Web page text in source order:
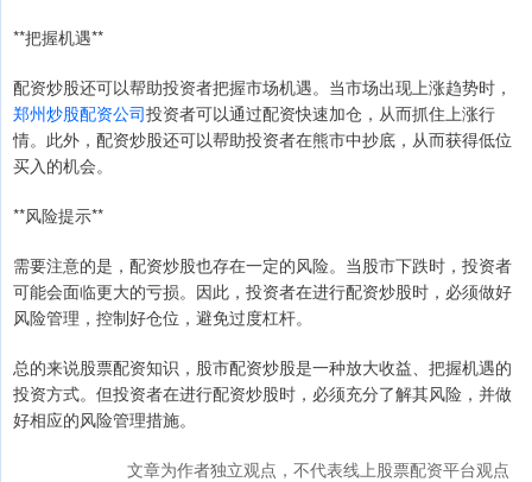
**把握机遇**
配资炒股还可以帮助投资者把握市场机遇。当市场出现上涨趋势时，
郑州炒股配资公司投资者可以通过配资快速加仓，从而抓住上涨行
情。此外，配资炒股还可以帮助投资者在熊市中抄底，从而获得低位
买入的机会。
**风险提示**
需要注意的是，配资炒股也存在一定的风险。当股市下跌时，投资者
可能会面临更大的亏损。因此，投资者在进行配资炒股时，必须做好
风险管理，控制好仓位，避免过度杠杆。
总的来说股票配资知识，股市配资炒股是一种放大收益、把握机遇的
投资方式。但投资者在进行配资炒股时，必须充分了解其风险，并做
好相应的风险管理措施。
文章为作者独立观点，不代表线上股票配资平台观点